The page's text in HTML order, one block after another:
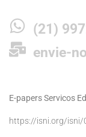
(21)
envie-
E-papers Servicos
https://isni.org/isni/